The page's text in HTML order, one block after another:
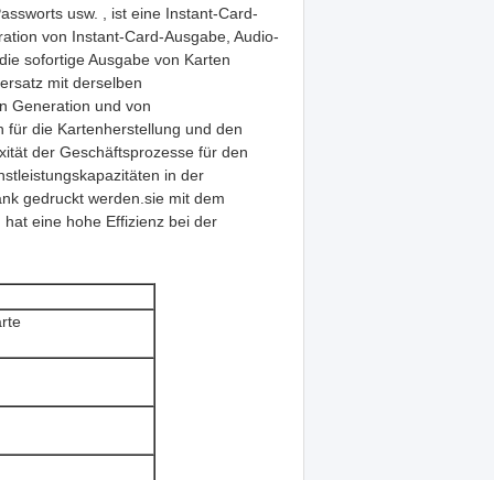
usw. , ist eine Instant-Card-
von Instant-Card-Ausgabe, Audio-
sofortige Ausgabe von Karten
mit derselben
Generation und von
für die Kartenherstellung und den
der Geschäftsprozesse für den
in der
gedruckt werden.sie mit dem
eine hohe Effizienz bei der